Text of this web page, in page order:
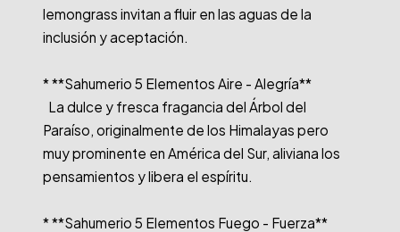
lemongrass invitan a fluir en las aguas de la
inclusión y aceptación.
* **Sahumerio 5 Elementos Aire - Alegría**
Paraíso, originalmente de los Himalayas pero
muy prominente en América del Sur, aliviana los
pensamientos y libera el espíritu.
* **Sahumerio 5 Elementos Fuego - Fuerza**